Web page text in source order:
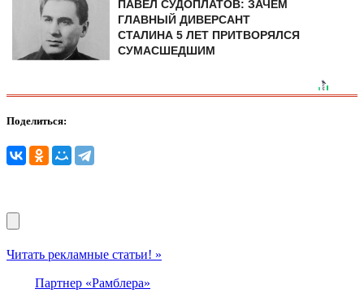
ПАВЕЛ СУДОПЛАТОВ: ЗАЧЕМ
ГЛАВНЫЙ ДИВЕРСАНТ
СТАЛИНА 5 ЛЕТ ПРИТВОРЯЛСЯ
СУМАСШЕДШИМ
Поделиться:
Читать рекламные статьи! »
Партнер «Рамблера»